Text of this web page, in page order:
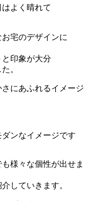
よく晴れて
宅のデザインに
印象が大分
。
にあふれるイメージ
ンなイメージです
様々な個性が出せま
していきます。